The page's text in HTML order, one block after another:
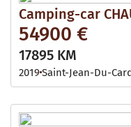
Camping-car
54900 €
17895 KM
2019 Saint-Jean-Du-